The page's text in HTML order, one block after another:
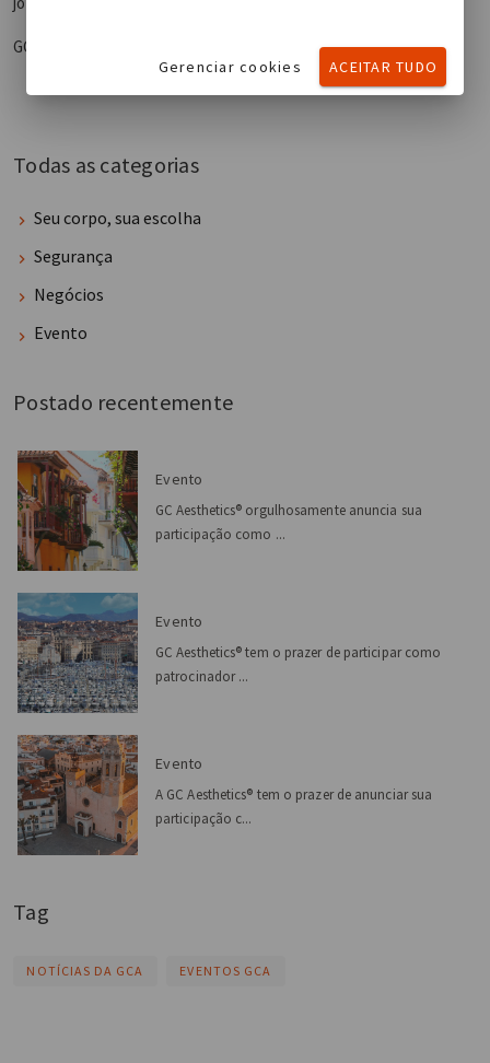
GC Aesthetics®, A Confident Choice for Life™
Todas as categorias
Seu corpo, sua escolha
Segurança
Negócios
Evento
Postado recentemente
Evento
GC Aesthetics® orgulhosamente anuncia sua
participação como ...
Evento
GC Aesthetics® tem o prazer de participar como
patrocinador ...
Evento
A GC Aesthetics® tem o prazer de anunciar sua
participação c...
Tag
NOTÍCIAS DA GCA EVENTOS GCA
Gerenciar cookies ACEITAR TUDO